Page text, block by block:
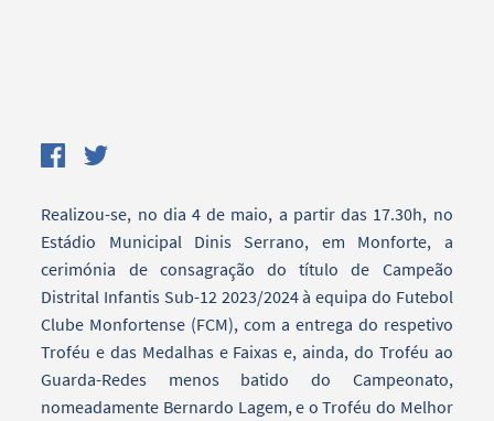
Realizou-se, no dia 4 de maio, a partir das 17.30h, no
Estádio Municipal Dinis Serrano, em Monforte, a
cerimónia de consagração do título de Campeão
Distrital Infantis Sub-12 2023/2024 à equipa do Futebol
Clube Monfortense (FCM), com a entrega do respetivo
Troféu e das Medalhas e Faixas e, ainda, do Troféu ao
Guarda-Redes menos batido do Campeonato,
nomeadamente Bernardo Lagem, e o Troféu do Melhor